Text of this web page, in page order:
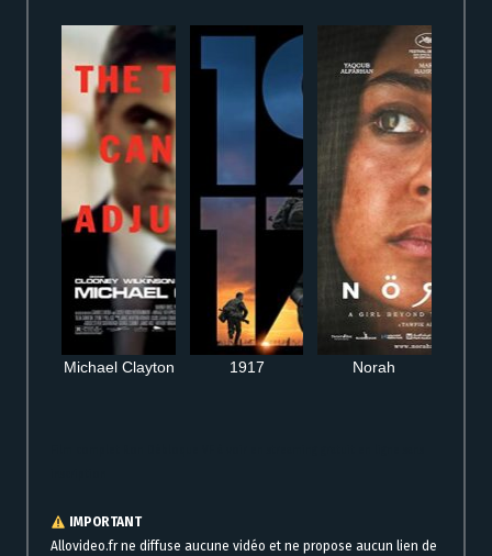
Michael Clayton 1917 Norah
IMPORTANT
Allovideo.fr ne diffuse aucune vidéo et ne propose aucun lien de